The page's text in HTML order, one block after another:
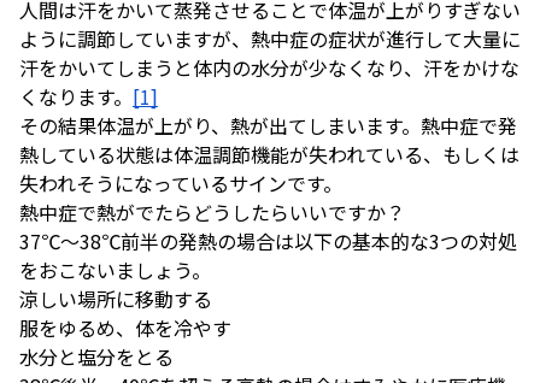
人間は汗をかいて蒸発させることで体温が上がりすぎない
ように調節していますが、熱中症の症状が進行して大量に
汗をかいてしまうと体内の水分が少なくなり、汗をかけな
くなります。 [1]
その結果体温が上がり、熱が出てしまいます。熱中症で発
熱している状態は体温調節機能が失われている、もしくは
失われそうになっているサインです。
熱中症で熱がでたらどうしたらいいですか？
37℃～38℃前半の発熱の場合は以下の基本的な3つの対処
をおこないましょう。
涼しい場所に移動する
服をゆるめ、体を冷やす
水分と塩分をとる